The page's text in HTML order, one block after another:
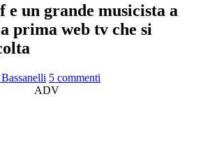
e un grande musicista a
prima web tv che si
5 commenti
ADV